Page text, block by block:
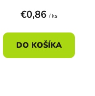
€0,86 / ks
DO KOŠÍKA